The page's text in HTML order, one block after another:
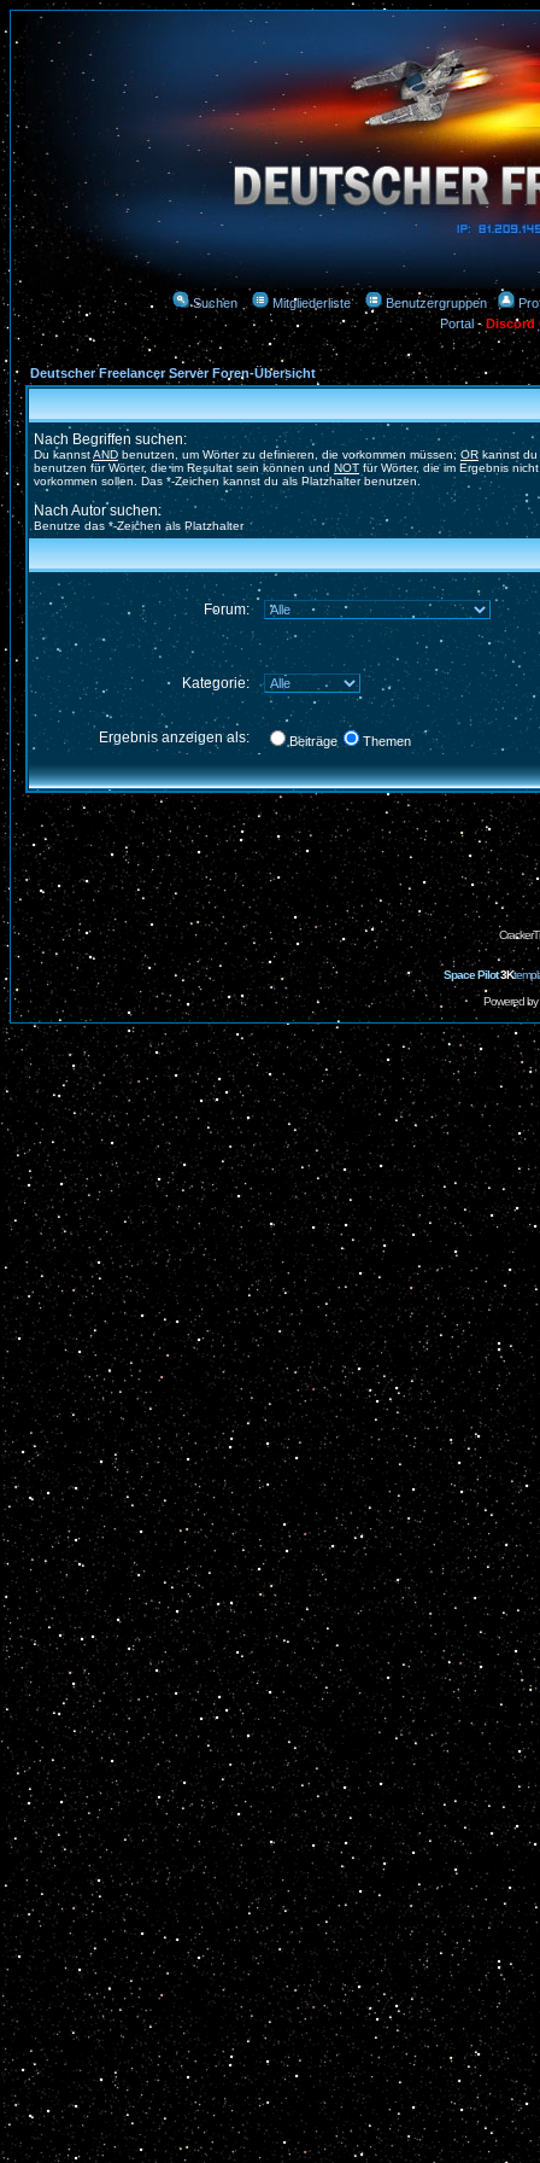
Suchen Mitgliederliste Benutzergruppen
Portal-Discord
Deutscher Freelancer Server Foren-Übersicht
Nach Begriffen suchen:
Du kannstAND benutzen, um Wörter zu definieren, die vorkommen müssen; OR kannst du
benutzen für Wörter, die im Resultat sein können und NOT für Wörter, die im Ergebnis nicht
vorkommen sollen. Das *-Zeichen kannst du als Platzhalter benutzen.
Nach Autor suchen:
Benutze das *-Zeichen als Platzhalter
Forum:
Kategorie:
Ergebnis anzeigen als: Beiträge Themen
Space Pilot3K
Powered by